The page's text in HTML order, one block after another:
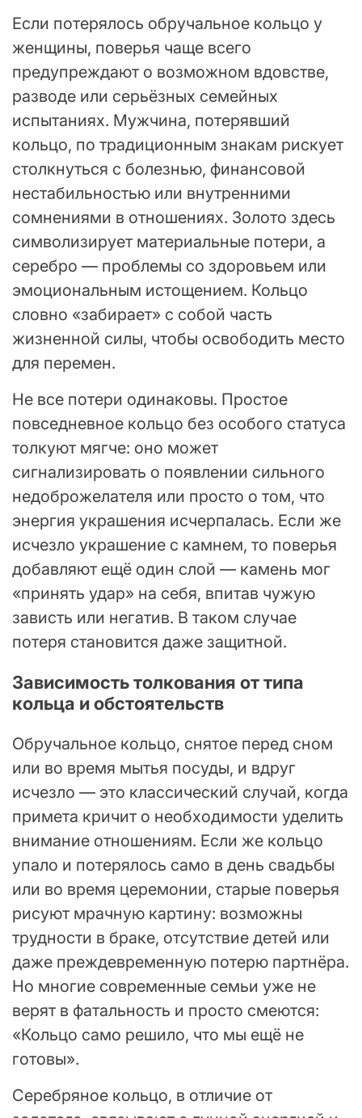
Если потерялось обручальное кольцо у
женщины, поверья чаще всего
предупреждают о возможном вдовстве,
разводе или серьёзных семейных
испытаниях. Мужчина, потерявший
кольцо, по традиционным знакам рискует
столкнуться с болезнью, финансовой
нестабильностью или внутренними
сомнениями в отношениях. Золото здесь
символизирует материальные потери, а
серебро — проблемы со здоровьем или
эмоциональным истощением. Кольцо
словно «забирает» с собой часть
жизненной силы, чтобы освободить место
для перемен.
Не все потери одинаковы. Простое
повседневное кольцо без особого статуса
толкуют мягче: оно может
сигнализировать о появлении сильного
недоброжелателя или просто о том, что
энергия украшения исчерпалась. Если же
исчезло украшение с камнем, то поверья
добавляют ещё один слой — камень мог
«принять удар» на себя, впитав чужую
зависть или негатив. В таком случае
потеря становится даже защитной.
Зависимость толкования от типа
кольца и обстоятельств
Обручальное кольцо, снятое перед сном
или во время мытья посуды, и вдруг
исчезло — это классический случай, когда
примета кричит о необходимости уделить
внимание отношениям. Если же кольцо
упало и потерялось само в день свадьбы
или во время церемонии, старые поверья
рисуют мрачную картину: возможны
трудности в браке, отсутствие детей или
даже преждевременную потерю партнёра.
Но многие современные семьи уже не
верят в фатальность и просто смеются:
«Кольцо само решило, что мы ещё не
готовы».
Серебряное кольцо, в отличие от